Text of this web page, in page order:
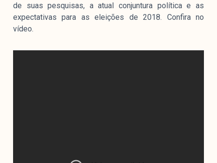
cobertura da grande mídia sobre temas de economia e
política produzido pelo Laboratório de Estudos de Mídia
e Esfera Pública (LEMEP). O LEMEP tem registro no
no Instituto de Estudos Sociais e Políticos (IESP) da
de suas pesquisas, a atual conjuntura política e as
expectativas para as eleições de 2018. Confira no
vídeo.